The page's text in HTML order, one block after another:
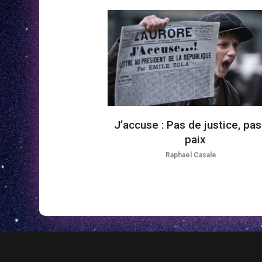
J’accuse : Pas de justice,
paix
Raphael Casale